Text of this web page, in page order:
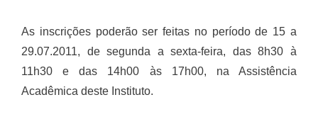
As inscrições poderão ser feitas no período de 15 a
29.07.2011,
de segunda a sexta-feira, das 8h30 à
11h30 e das 14h00 às 17h00, na Assistência
Acadêmica deste Instituto.